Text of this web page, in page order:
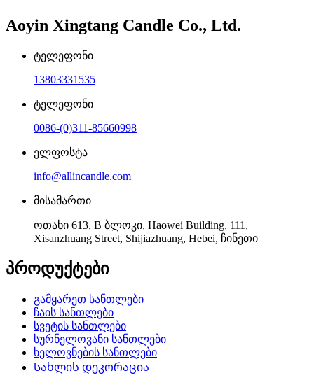
Aoyin Xingtang Candle Co., Ltd.
ტელეფონი
13803331535
ტელეფონი
0086-(0)311-85660998
ელფოსტა
info@allincandle.com
მისამართი
ოთახი 613, B ბლოკი, Haowei Building, 111,
Xisanzhuang Street, Shijiazhuang, Hebei, ჩინეთი
პროდუქტები
გამყარეთ სანთლები
ჩაის სანთლები
სვეტის სანთლები
სურნელოვანი სანთლები
ხელოვნების სანთლები
Სახლის დეკორაცია